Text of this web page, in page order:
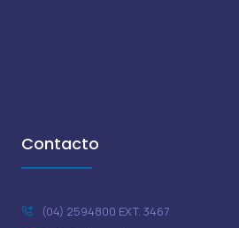
Contacto
(04) 2594800 EXT. 3467